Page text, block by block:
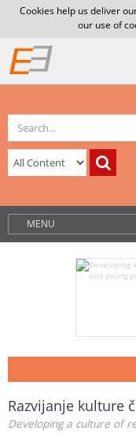
Cookies help us deliver
our use of
MENU
Razvijanje kulture
Developing a culture of